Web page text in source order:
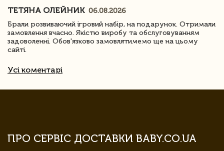
ТЕТЯНА ОЛЕЙНИК 06.08.2026
Брали розвиваючий ігровий набір, на подарунок. Отримали
замовлення вчасно. Якістю виробу та обслуговуванням
задоволенні. Обов'язково замовлятимемо ще на цьому
сайті.
Усі коментарі
ПРО СЕРВІС ДОСТАВКИ BABY.CO.UA